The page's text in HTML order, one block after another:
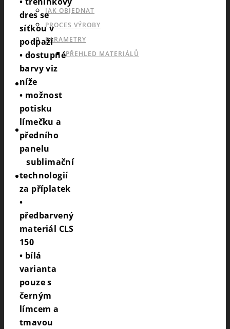
JAK OBJEDNAT
PROCES VÝROBY
PARAMETRY
PŘEHLED MATERIÁLŮ
KATALOGY
POPTÁVKA
ESHOP53
dres se
síťkou v
podpaží
• dostupné
barvy viz
níže
• možnost
potisku
límečku a
předního
panelu
sublimační
technologií
za příplatek
•
předbarvený
materiál CLS
150
• bílá
varianta
pouze s
černým
límcem a
tmavou